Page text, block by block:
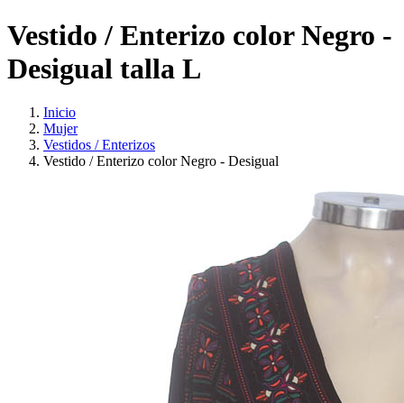
Vestido / Enterizo color Negro -
Desigual talla L
Inicio
Mujer
Vestidos / Enterizos
Vestido / Enterizo color Negro - Desigual